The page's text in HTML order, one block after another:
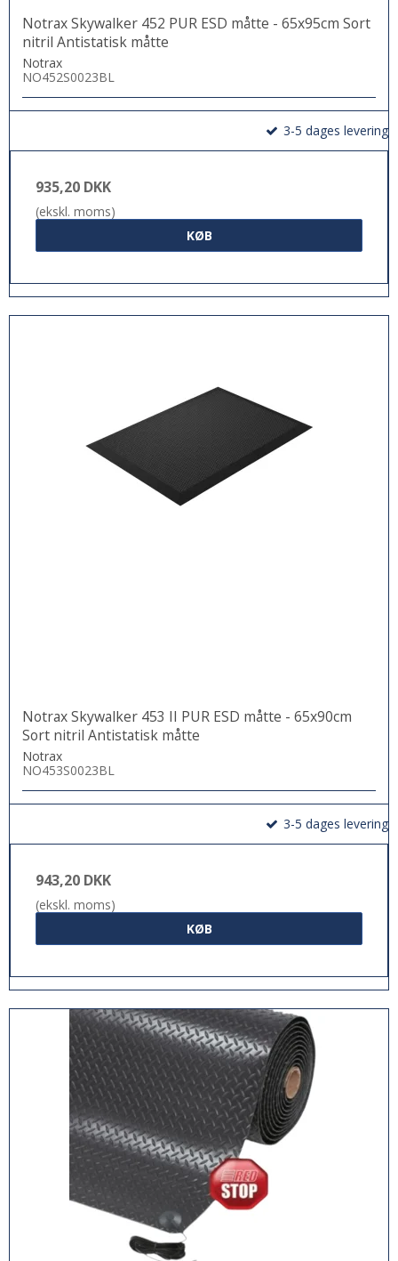
Notrax Skywalker 452 PUR ESD måtte - 65x95cm Sort
nitril Antistatisk måtte
Notrax
NO452S0023BL
3-5 dages levering
935,20 DKK
(ekskl. moms)
KØB
Notrax Skywalker 453 II PUR ESD måtte - 65x90cm
Sort nitril Antistatisk måtte
Notrax
NO453S0023BL
3-5 dages levering
943,20 DKK
(ekskl. moms)
KØB